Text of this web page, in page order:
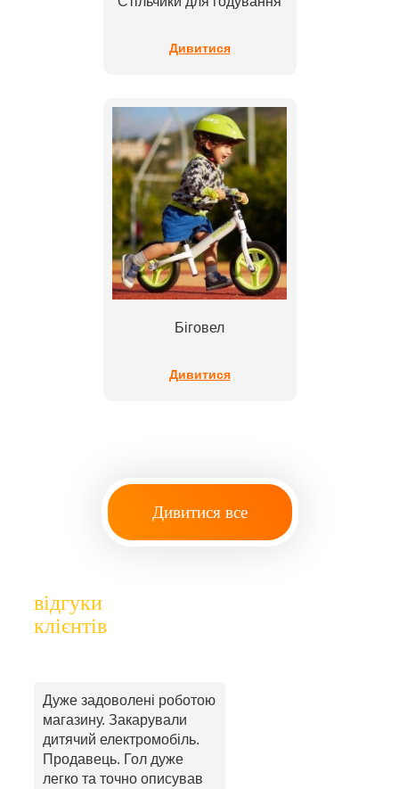
Дивитися
Біговел
Дивитися
Дивитися все
відгуки
клієнтів
Дуже задоволені роботою
магазину. Закарували
дитячий електромобіль.
Продавець. Гол дуже
легко та точно описував